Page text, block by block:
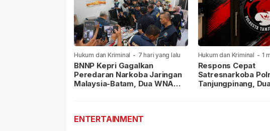
Hukum dan Kriminal - 7 hari yang lalu
BNNP Kepri Gagalkan
Peredaran Narkoba Jaringan
Malaysia-Batam, Dua WNA
Hukum dan Kriminal - 1
lalu
Respons Cepat
Satresnarkoba
Tanjungpinang,
ENTERTAINMENT